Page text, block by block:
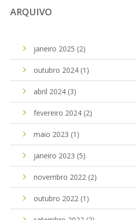
ARQUIVO
janeiro 2025 (2)
outubro 2024 (1)
abril 2024 (3)
fevereiro 2024 (2)
maio 2023 (1)
janeiro 2023 (5)
novembro 2022 (2)
outubro 2022 (1)